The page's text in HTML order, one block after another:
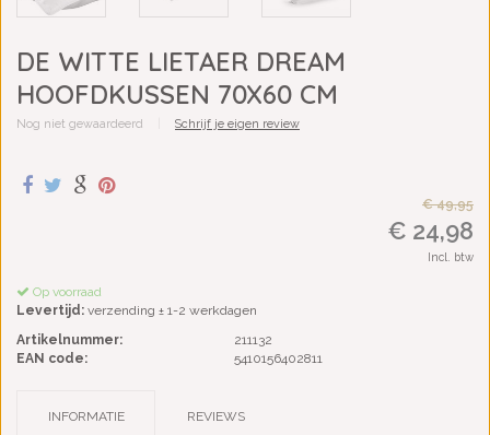
DE WITTE LIETAER DREAM
HOOFDKUSSEN 70X60 CM
Nog niet gewaardeerd Schrijf je eigen review
€ 49,95
€ 24,98
Incl. btw
Op voorraad
Levertijd: verzending ± 1-2 werkdagen
Artikelnummer:
211132
EAN code:
5410156402811
INFORMATIE REVIEWS